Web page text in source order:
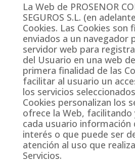
La Web de PROSENOR
SEGUROS S.L. (en
Cookies. Las Cookies son
enviados a un navegador
servidor web para
del Usuario en una web
primera finalidad de las
facilitar al usuario un
los servicios
Cookies personalizan los
ofrece la Web, facilitando
cada usuario información
interés o que puede ser
atención al uso que
Servicios.